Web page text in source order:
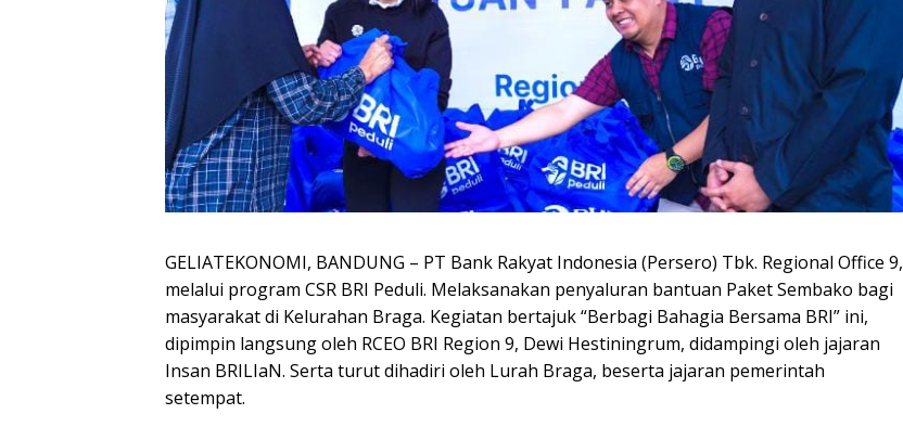
GELIATEKONOMI, ​BANDUNG – PT Bank Rakyat Indonesia (Persero) Tbk. Regional Office 9,
melalui program CSR BRI Peduli. Melaksanakan penyaluran bantuan Paket Sembako bagi
masyarakat di Kelurahan Braga. Kegiatan bertajuk “Berbagi Bahagia Bersama BRI” ini,
dipimpin langsung oleh RCEO BRI Region 9, Dewi Hestiningrum, didampingi oleh jajaran
Insan BRILIaN. Serta turut dihadiri oleh Lurah Braga, beserta jajaran pemerintah
setempat.